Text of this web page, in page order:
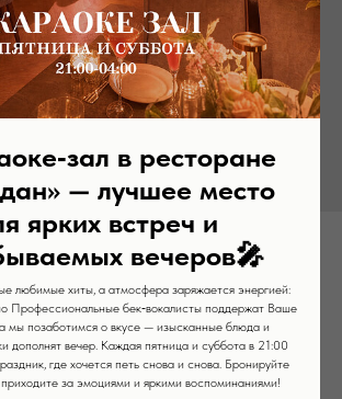
на льду
розовая, магаданская, дракон. Чеснок, имбирь,
сахар, мед, крахмал картофельный, соевый соус,
грамм.
в ресторане
— лучшее место
ярких встреч и
вечеров🎤
любимые хиты, а атмосфера заряжается энергией:
Профессиональные бек‑вокалисты поддержат Ваше
мы позаботимся о вкусе — изысканные блюда и
дополнят вечер. Каждая пятница и суббота в 21:00
где хочется петь снова и снова. Бронируйте
за эмоциями и яркими воспоминаниями!